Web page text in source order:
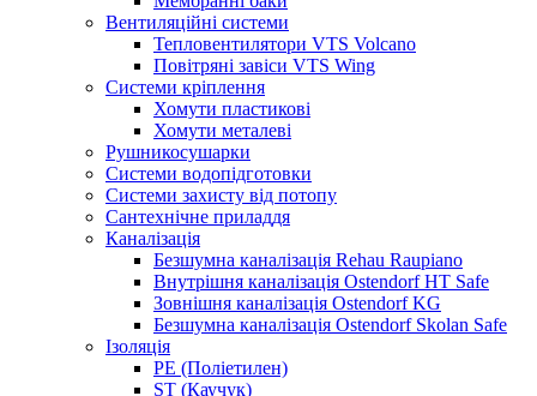
Вентиляційні системи
Тепловентилятори VTS Volcano
Повітряні завіси VTS Wing
Системи кріплення
Хомути пластикові
Хомути металеві
Рушникосушарки
Системи водопідготовки
Системи захисту від потопу
Сантехнічне приладдя
Каналізація
Безшумна каналізація Rehau Raupiano
Внутрішня каналізація Ostendorf HT Safe
Зовнішня каналізація Ostendorf KG
Безшумна каналізація Ostendorf Skolan Safe
Ізоляція
PE (Поліетилен)
ST (Каучук)